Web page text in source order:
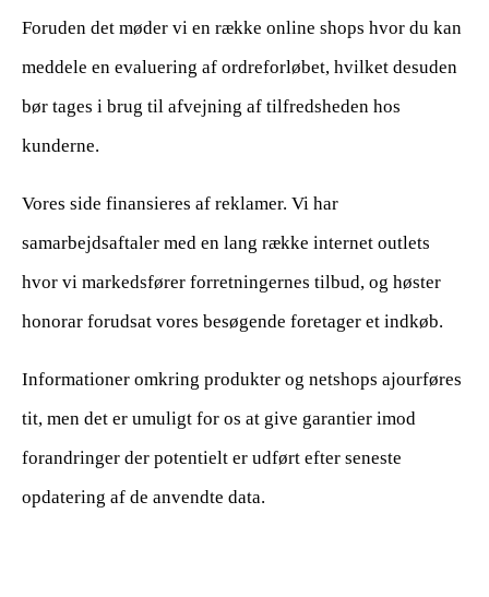
Foruden det møder vi en række online shops hvor du kan
meddele en evaluering af ordreforløbet, hvilket desuden
bør tages i brug til afvejning af tilfredsheden hos
kunderne.
Vores side finansieres af reklamer. Vi har
samarbejdsaftaler med en lang række internet outlets
hvor vi markedsfører forretningernes tilbud, og høster
honorar forudsat vores besøgende foretager et indkøb.
Informationer omkring produkter og netshops ajourføres
tit, men det er umuligt for os at give garantier imod
forandringer der potentielt er udført efter seneste
opdatering af de anvendte data.